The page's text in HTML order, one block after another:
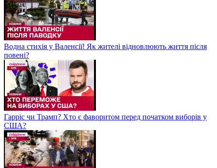
Водна стихія у Валенсії! Як жителі відновлюють життя після
повені?
Гарріс чи Трамп? Хто є фаворитом перед початком виборів у
США?